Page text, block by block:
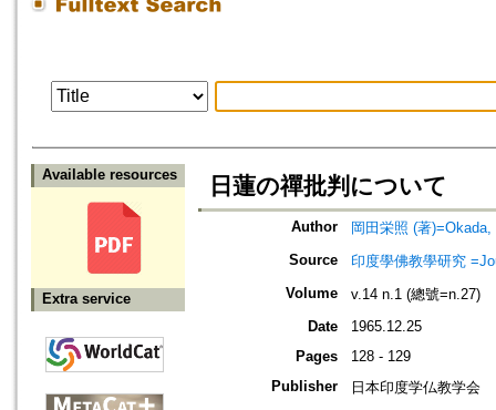
Available resources
Extra service
日蓮の禪批判について
Author
岡田栄照 (著
Source
印度學佛教學研究
Volume
v.14 n.1 (總號=n.27)
Date
1965.12.25
Pages
128 - 129
Publisher
日本印度学仏教学会